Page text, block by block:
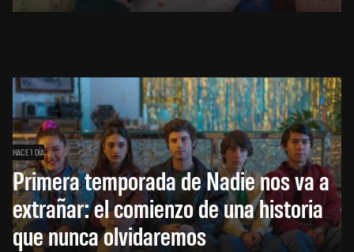
HACE 1 DÍA
Primera temporada de Nadie nos va a
extrañar: el comienzo de una historia
que nunca olvidaremos